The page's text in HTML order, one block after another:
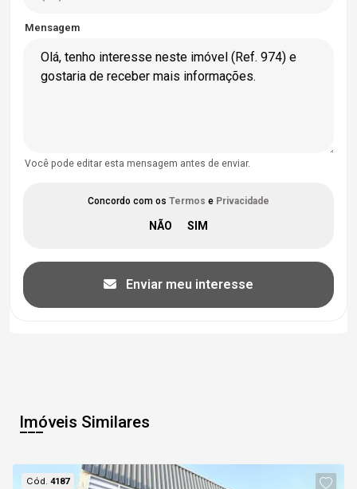
Mensagem
Você pode editar esta mensagem antes de enviar.
Concordo com os Termos e Privacidade
Enviar meu interesse
Imóveis Similares
Cód.4187